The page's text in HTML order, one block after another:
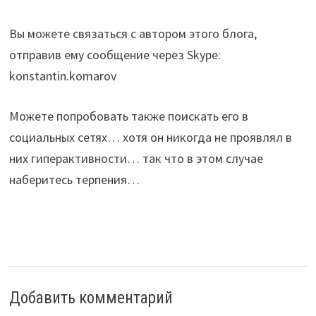
Вы можете связаться с автором этого блога,
отправив ему сообщение через Skype:
konstantin.komarov
Можете попробовать также поискать его в
социальных сетях… хотя он никогда не проявлял в
них гиперактивности… так что в этом случае
наберитесь терпения…
Добавить комментарий